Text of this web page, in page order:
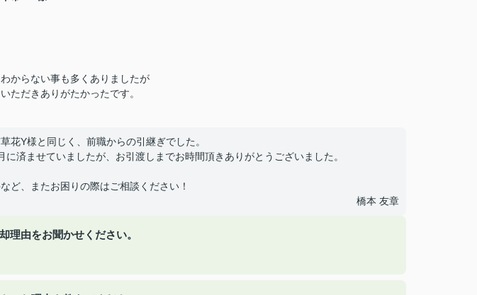
からない事も多くありましたが
ただきありがたかったです。
花Y様と同じく、前職からの引継ぎでした。
に済ませていましたが、お引渡しまでお時間頂きありがとうございました。
ど、またお困りの際はご相談ください！
橋本 友章
理由をお聞かせください。